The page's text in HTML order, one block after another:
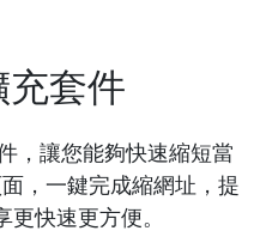
套件
，讓您能夠快速縮短當
，一鍵完成縮網址，提
快速更方便。